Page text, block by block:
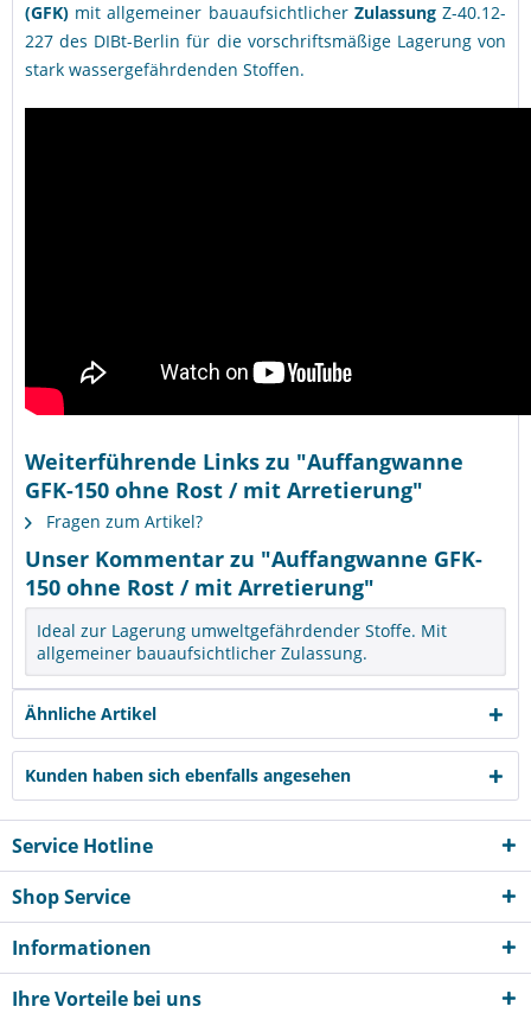
(GFK) mit allgemeiner bauaufsichtlicher ZulassungZ-40.12-
227 des DIBt-Berlin für die vorschriftsmäßige Lagerung von
stark wassergefährdenden Stoffen.
Weiterführende Links zu "Auffangwanne
GFK-150 ohne Rost / mit Arretierung"
Fragen zum Artikel?
Unser Kommentar zu "Auffangwanne GFK-
150 ohne Rost / mit Arretierung"
Ideal zur Lagerung umweltgefährdender Stoffe. Mit
allgemeiner bauaufsichtlicher Zulassung.
Ähnliche Artikel
Kunden haben sich ebenfalls angesehen
Service Hotline
Shop Service
Informationen
Ihre Vorteile bei uns